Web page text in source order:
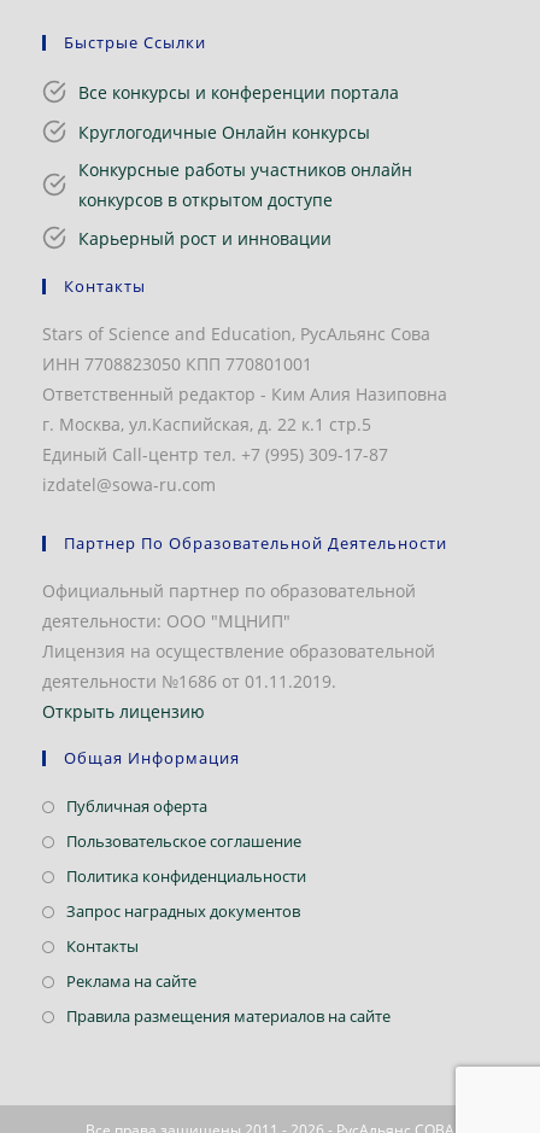
Быстрые Ссылки
Все конкурсы и конференции портала
Круглогодичные Онлайн конкурсы
Конкурсные работы участников онлайн
конкурсов в открытом доступе
Карьерный рост и инновации
Контакты
Stars of Science and Education, РусАльянс Сова
ИНН 7708823050 КПП 770801001
Ответственный редактор - Ким Алия Назиповна
г. Москва, ул.Каспийская, д. 22 к.1 стр.5
Единый Call-центр тел. +7 (995) 309-17-87
izdatel@sowa-ru.com
Партнер По Образовательной Деятельности
Официальный партнер по образовательной
деятельности: ООО "МЦНИП"
Лицензия на осуществление образовательной
деятельности №1686 от 01.11.2019.
Открыть лицензию
Общая Информация
Публичная офертаОткроется
в
Пользовательское соглашениеОткроется
в
Политика конфиденциальностиОткроется
Запрос наградных документовОткроется
Контакты
в
Реклама на сайтеОткроется
в
Правила размещения материалов на сайтеОткроется
вкладке